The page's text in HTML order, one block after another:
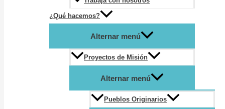
¿Qué hacemos?
Alternar menú
Proyectos de Misión
Alternar menú
Pueblos Originarios